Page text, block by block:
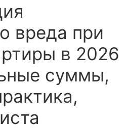
вреда при
в 2026
суммы,